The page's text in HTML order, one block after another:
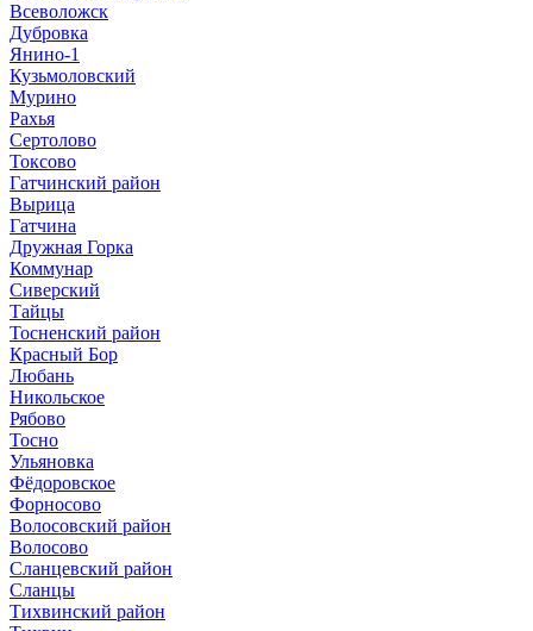
Всеволожск
Дубровка
Янино-1
Кузьмоловский
Мурино
Рахья
Сертолово
Токсово
Гатчинский район
Вырица
Гатчина
Дружная Горка
Коммунар
Сиверский
Тайцы
Тосненский район
Красный Бор
Любань
Никольское
Рябово
Тосно
Ульяновка
Фёдоровское
Форносово
Волосовский район
Волосово
Сланцевский район
Сланцы
Тихвинский район